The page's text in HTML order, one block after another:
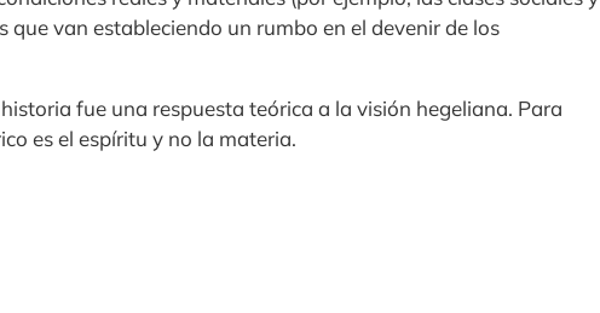
que van estableciendo un rumbo en el devenir de los
fue una respuesta teórica a la visión hegeliana. Para
es el espíritu y no la materia.